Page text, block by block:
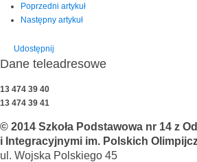
Poprzedni artykuł
Następny artykuł
Udostępnij
Dane teleadresowe
13 474 39 40
13 474 39 41
© 2014 Szkoła Podstawowa nr 14 z
i Integracyjnymi im. Polskich
ul. Wojska Polskiego 45